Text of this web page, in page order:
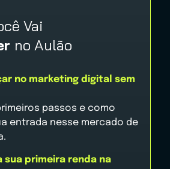
Vai
no Aulão
no marketing digital sem
passos e como
entrada nesse mercado de
sua primeira renda na